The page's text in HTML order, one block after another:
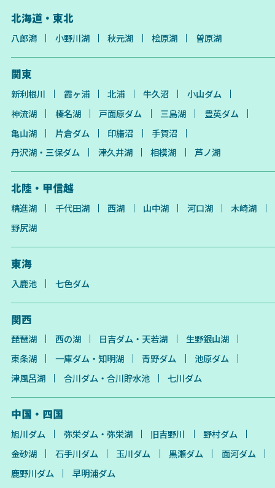
北海道・東北
八郎潟 小野川湖 秋元湖 桧原湖 曽原湖
関東
新利根川 霞ヶ浦 北浦 牛久沼
小山ダム
神流湖
榛名湖 戸面原ダム 三島湖
豊英ダム
亀山湖
片倉ダム 印旛沼
手賀沼
丹沢湖・三保ダム
津久井湖 相模湖 芦ノ湖
北陸・甲信越
精進湖 千代田湖 西湖 山中湖 河口湖
木崎湖
野尻湖
東海
入鹿池 七色ダム
関西
琵琶湖 西の湖 日吉ダム・天若湖
生野銀山湖
東条湖
一庫ダム・知明湖 青野ダム
池原ダム
津風呂湖
合川ダム・合川貯水池 七川ダム
中国・四国
旭川ダム 弥栄ダム・弥栄湖 旧吉野川
野村ダム
金砂湖
石手川ダム 玉川ダム 黒瀬ダム
面河ダム
鹿野川ダム
早明浦ダム